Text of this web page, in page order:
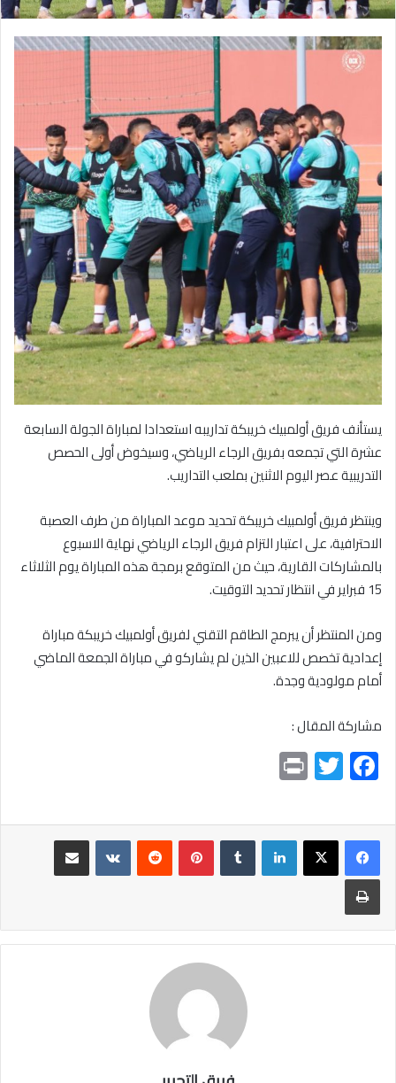
يستأنف فريق أولمبيك خريبكة تداريبه استعدادا لمباراة الجولة السابعة
عشرة التي تجمعه بفريق الرجاء الرياضي، وسيخوض أولى الحصص
التدريبية عصر اليوم الاثنين بملعب التداريب.
وينتظر فريق أولمبيك خريبكة تحديد موعد المباراة من طرف العصبة
الاحترافية، على اعتبار التزام فريق الرجاء الرياضي نهاية الاسبوع
بالمشاركات القارية، حيث من المتوقع برمجة هذه المباراة يوم الثلاثاء
15 فبراير في انتظار تحديد التوقيت.
ومن المنتظر أن يبرمج الطاقم التقني لفريق أولمبيك خريبكة مباراة
إعدادية تخصص للاعبين الذين لم يشاركو في مباراة الجمعة الماضي
أمام مولودية وجدة.
مشاركة المقال :
F
ac
e
b
o
ok
T
wi
tt
er
t لينكدإن بينتيريست
مشاركة عبر البريد
طباعة